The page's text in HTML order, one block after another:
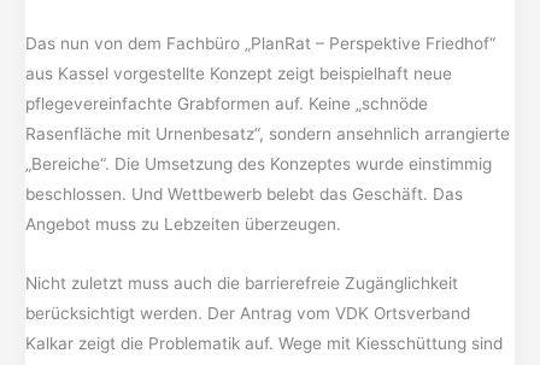
Das nun von dem Fachbüro „PlanRat – Perspektive Friedhof“
aus Kassel vorgestellte Konzept zeigt beispielhaft neue
pflegevereinfachte Grabformen auf. Keine „schnöde
Rasenfläche mit Urnenbesatz“, sondern ansehnlich arrangierte
„Bereiche“. Die Umsetzung des Konzeptes wurde einstimmig
beschlossen. Und Wettbewerb belebt das Geschäft. Das
Angebot muss zu Lebzeiten überzeugen.
Nicht zuletzt muss auch die barrierefreie Zugänglichkeit
berücksichtigt werden. Der Antrag vom VDK Ortsverband
Kalkar zeigt die Problematik auf. Wege mit Kiesschüttung sind